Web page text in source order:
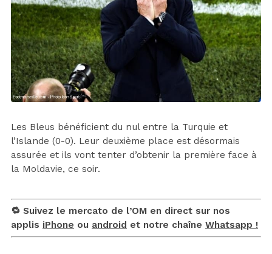
Les Bleus bénéficient du nul entre la Turquie et
l’Islande (0-0). Leur deuxième place est désormais
assurée et ils vont tenter d’obtenir la première face à
la Moldavie, ce soir.
🔁 Suivez le mercato de l’OM en direct sur nos
applis iPhone ou android et notre chaîne Whatsapp !